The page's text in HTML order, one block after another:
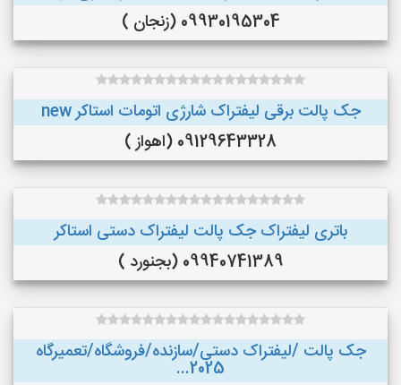
09930195304 (زنجان )
جک پالت برقی لیفتراک شارژی اتومات استاکر new
09129643328 (اهواز )
باتری لیفتراک جک پالت لیفتراک دستی استاکر
09940741389 (بجنورد )
جک پالت /لیفتراک دستی/سازنده/فروشگاه/تعمیرگاه
2025...